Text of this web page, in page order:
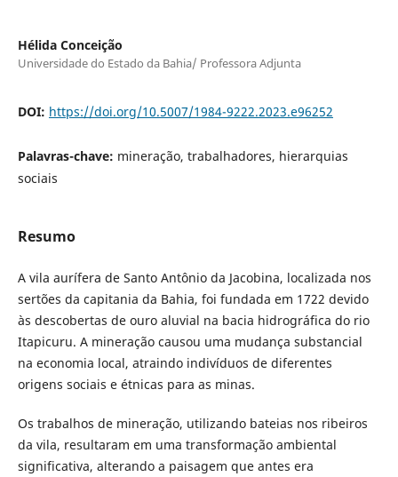
Hélida Conceição
Universidade do Estado da Bahia/ Professora Adjunta
DOI: https://doi.org/10.5007/1984-9222.2023.e96252
Palavras-chave: mineração, trabalhadores, hierarquias
sociais
Resumo
A vila aurífera de Santo Antônio da Jacobina, localizada nos
sertões da capitania da Bahia, foi fundada em 1722 devido
às descobertas de ouro aluvial na bacia hidrográfica do rio
Itapicuru. A mineração causou uma mudança substancial
na economia local, atraindo indivíduos de diferentes
origens sociais e étnicas para as minas.
Os trabalhos de mineração, utilizando bateias nos ribeiros
da vila, resultaram em uma transformação ambiental
significativa, alterando a paisagem que antes era